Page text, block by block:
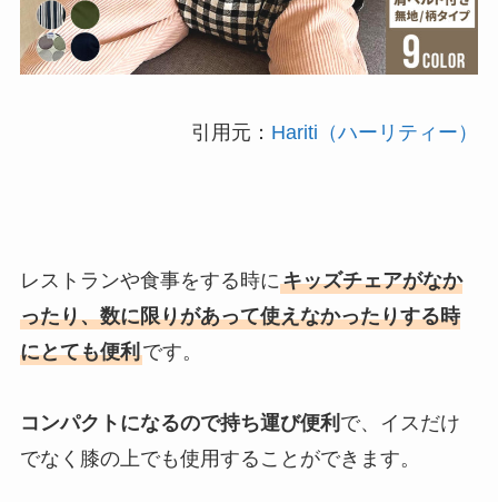
引用元： Hariti（ハーリティー）
レストランや食事をする時にキッズチェアがなか
ったり、数に限りがあって使えなかったりする時
にとても便利です。
コンパクトになるので持ち運び便利 で、イスだけ
でなく膝の上でも使用することができます。